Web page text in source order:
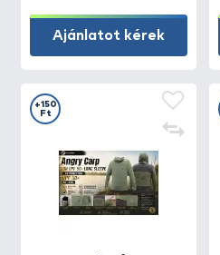
Ajánlatot kérek
+150
Ft